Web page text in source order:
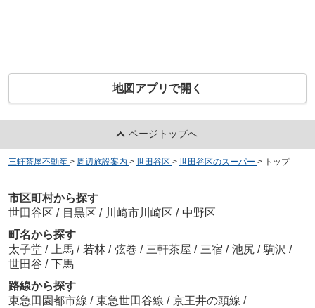
地図アプリで開く
ページトップへ
三軒茶屋不動産 > 周辺施設案内 > 世田谷区 > 世田谷区のスーパー > トップ
市区町村から探す
世田谷区 / 目黒区 / 川崎市川崎区 / 中野区
町名から探す
太子堂 / 上馬 / 若林 / 弦巻 / 三軒茶屋 / 三宿 / 池尻 / 駒沢 /
世田谷 / 下馬
路線から探す
東急田園都市線 / 東急世田谷線 / 京王井の頭線 /